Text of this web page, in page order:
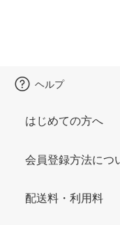
ヘルプ
はじめての方へ
会員登録方法につ
配送料・利用料